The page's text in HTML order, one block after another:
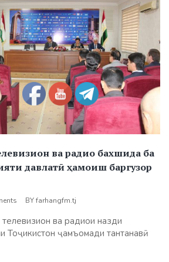
ва радио бахшида ба
давлатӣ ҳамоиш баргузор
BYfarhangfm.tj
ва радиои назди
Тоҷикистон ҷамъомади тантанавӣ